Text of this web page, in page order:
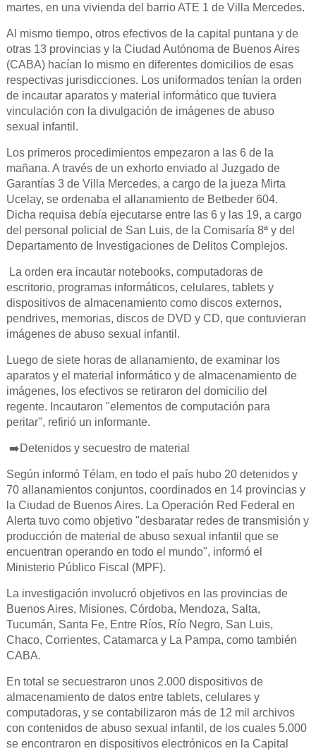
martes, en una vivienda del barrio ATE 1 de Villa Mercedes.
Al mismo tiempo, otros efectivos de la capital puntana y de
otras 13 provincias y la Ciudad Autónoma de Buenos Aires
(CABA) hacían lo mismo en diferentes domicilios de esas
respectivas jurisdicciones. Los uniformados tenían la orden
de incautar aparatos y material informático que tuviera
vinculación con la divulgación de imágenes de abuso
sexual infantil.
Los primeros procedimientos empezaron a las 6 de la
mañana. A través de un exhorto enviado al Juzgado de
Garantías 3 de Villa Mercedes, a cargo de la jueza Mirta
Ucelay, se ordenaba el allanamiento de Betbeder 604.
Dicha requisa debía ejecutarse entre las 6 y las 19, a cargo
del personal policial de San Luis, de la Comisaría 8ª y del
Departamento de Investigaciones de Delitos Complejos.
La orden era incautar notebooks, computadoras de
escritorio, programas informáticos, celulares, tablets y
dispositivos de almacenamiento como discos externos,
pendrives, memorias, discos de DVD y CD, que contuvieran
imágenes de abuso sexual infantil.
Luego de siete horas de allanamiento, de examinar los
aparatos y el material informático y de almacenamiento de
imágenes, los efectivos se retiraron del domicilio del
regente. Incautaron "elementos de computación para
peritar", refirió un informante.
➡️Detenidos y secuestro de material
Según informó Télam, en todo el país hubo 20 detenidos y
70 allanamientos conjuntos, coordinados en 14 provincias y
la Ciudad de Buenos Aires. La Operación Red Federal en
Alerta tuvo como objetivo "desbaratar redes de transmisión y
producción de material de abuso sexual infantil que se
encuentran operando en todo el mundo", informó el
Ministerio Público Fiscal (MPF).
La investigación involucró objetivos en las provincias de
Buenos Aires, Misiones, Córdoba, Mendoza, Salta,
Tucumán, Santa Fe, Entre Ríos, Río Negro, San Luis,
Chaco, Corrientes, Catamarca y La Pampa, como también
CABA.
En total se secuestraron unos 2.000 dispositivos de
almacenamiento de datos entre tablets, celulares y
computadoras, y se contabilizaron más de 12 mil archivos
con contenidos de abuso sexual infantil, de los cuales 5.000
se encontraron en dispositivos electrónicos en la Capital